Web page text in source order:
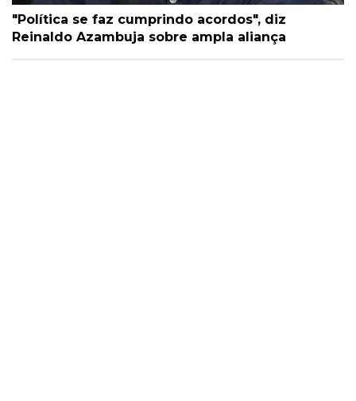
"Política se faz cumprindo acordos", diz
Reinaldo Azambuja sobre ampla aliança